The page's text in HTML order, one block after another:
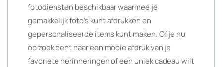
fotodiensten beschikbaar waarmee je
gemakkelijk foto’s kunt afdrukken en
gepersonaliseerde items kunt maken. Of je nu
op zoek bent naar een mooie afdruk van je
favoriete herinneringen of een uniek cadeau wilt